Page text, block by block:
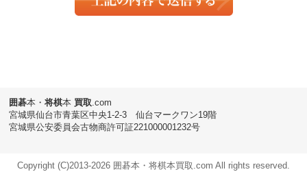
囲碁本・将棋本 買取.com
宮城県仙台市青葉区中央1-2-3 仙台マークワン19階
宮城県公安委員会古物商許可証221000001232号
Copyright (C)2013-2026 囲碁本・将棋本買取.com All rights reserved.